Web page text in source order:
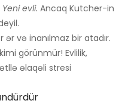
Yeni evli. Ancaq Kutcher-in
ər və inanılmaz bir atadır.
görünmür! Evlilik,
əlaqəli stresi